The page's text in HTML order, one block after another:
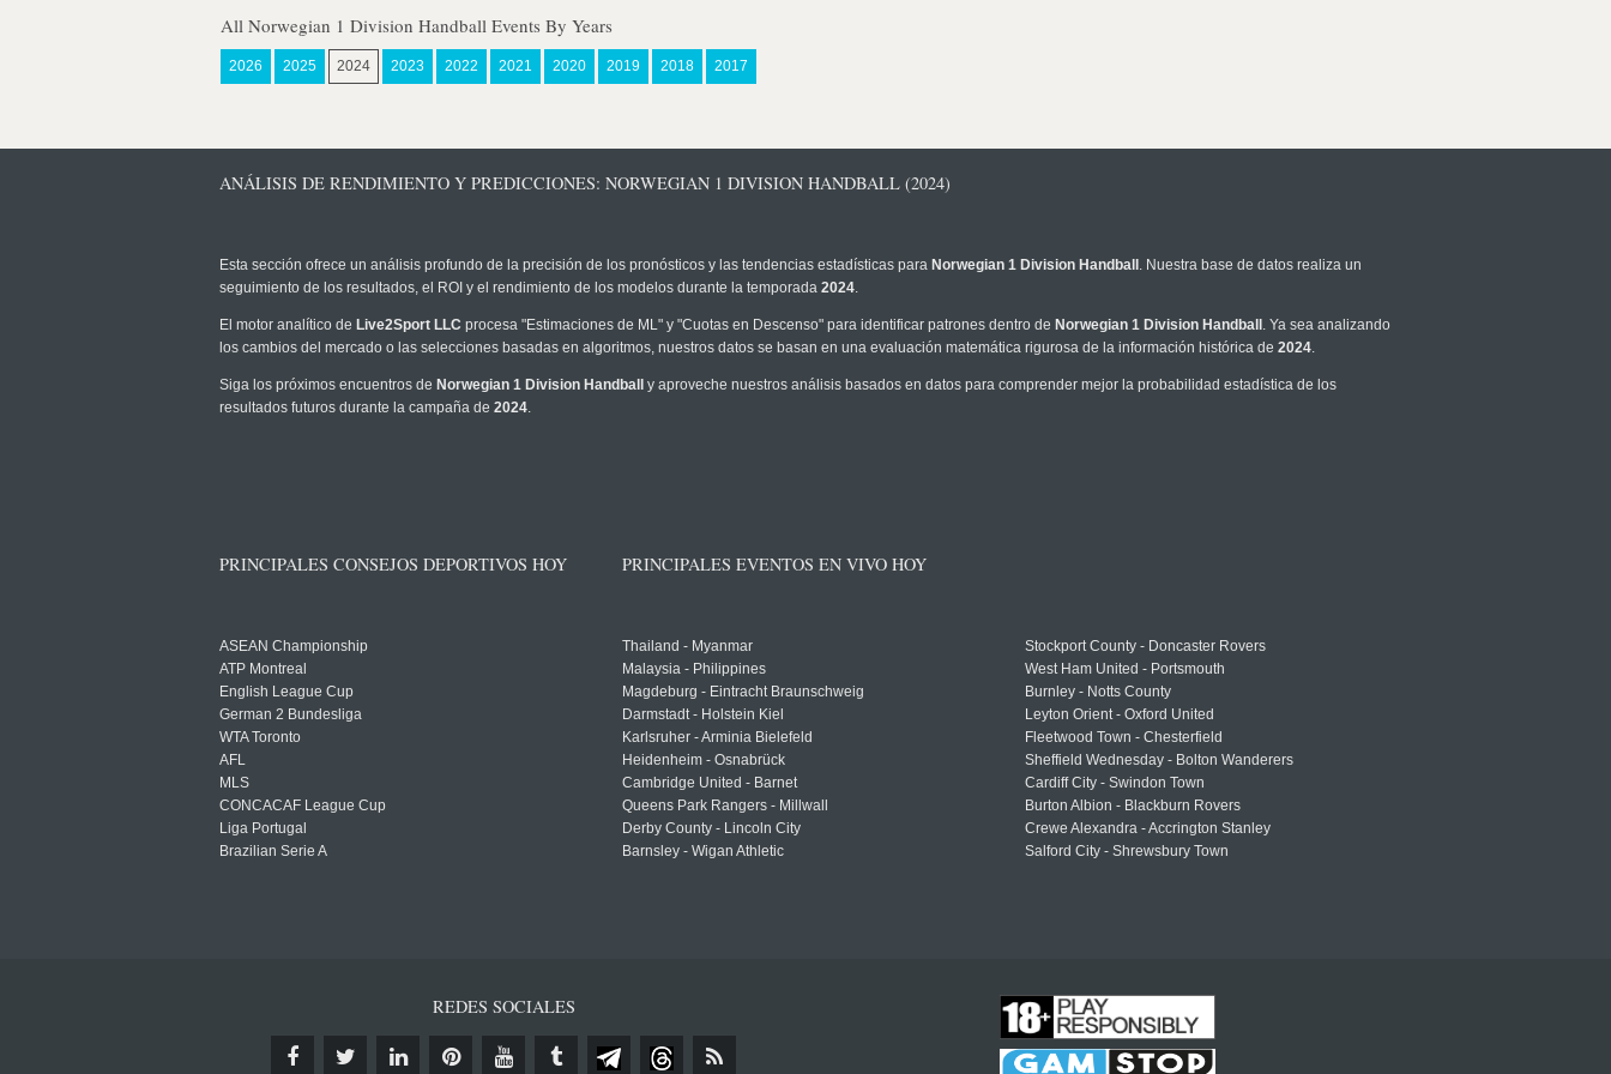
All Norwegian 1 Division Handball Events By Years
2026 2025 2024 2023 2022 2021 2020 2019 2018 2017
ANÁLISIS DE RENDIMIENTO Y PREDICCIONES: NORWEGIAN 1 DIVISION HANDBALL (2024)
Esta sección ofrece un análisis profundo de la precisión de los pronósticos y las tendencias estadísticas para Norwegian 1 Division Handball . Nuestra base de datos realiza un
seguimiento de los resultados, el ROI y el rendimiento de los modelos durante la temporada 2024.
El motor analítico de Live2Sport LLC procesa "Estimaciones de ML" y "Cuotas en Descenso" para identificar patrones dentro de Norwegian 1 Division Handball . Ya sea analizando
los cambios del mercado o las selecciones basadas en algoritmos, nuestros datos se basan en una evaluación matemática rigurosa de la información histórica de 2024.
Siga los próximos encuentros de Norwegian 1 Division Handball
y aproveche nuestros análisis basados en datos para comprender mejor la probabilidad estadística de los
resultados futuros durante la campaña de 2024.
PRINCIPALES CONSEJOS DEPORTIVOS HOY
ASEAN Championship
ATP Montreal
English League Cup
German 2 Bundesliga
WTA Toronto
AFL
MLS
CONCACAF League Cup
Liga Portugal
Brazilian Serie A
PRINCIPALES EVENTOS EN VIVO HOY
Thailand - Myanmar
Malaysia - Philippines
Magdeburg - Eintracht Braunschweig
Darmstadt - Holstein Kiel
Karlsruher - Arminia Bielefeld
Heidenheim - Osnabrück
Cambridge United - Barnet
Queens Park Rangers - Millwall
Derby County - Lincoln City
Barnsley - Wigan Athletic
Stockport County - Doncaster Rovers
West Ham United - Portsmouth
Burnley - Notts County
Leyton Orient - Oxford United
Fleetwood Town - Chesterfield
Sheffield Wednesday - Bolton Wanderers
Cardiff City - Swindon Town
Burton Albion - Blackburn Rovers
Crewe Alexandra - Accrington Stanley
Salford City - Shrewsbury Town
REDES SOCIALES